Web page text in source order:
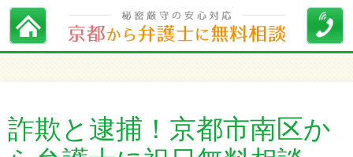
詐欺と逮捕！京都市南区か